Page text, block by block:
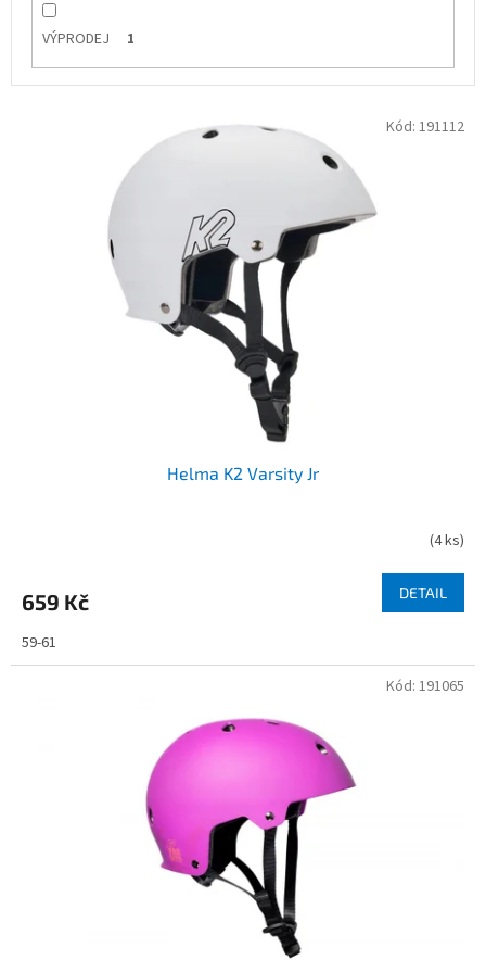
VÝPRODEJ 1
Helma K2 Varsity Jr
(4 ks)
659 Kč DETAIL
59-61
Kód: 191112
Kód: 191065